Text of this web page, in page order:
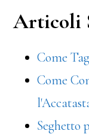
bo tt
t
Articoli
Come
Come
Seghetto